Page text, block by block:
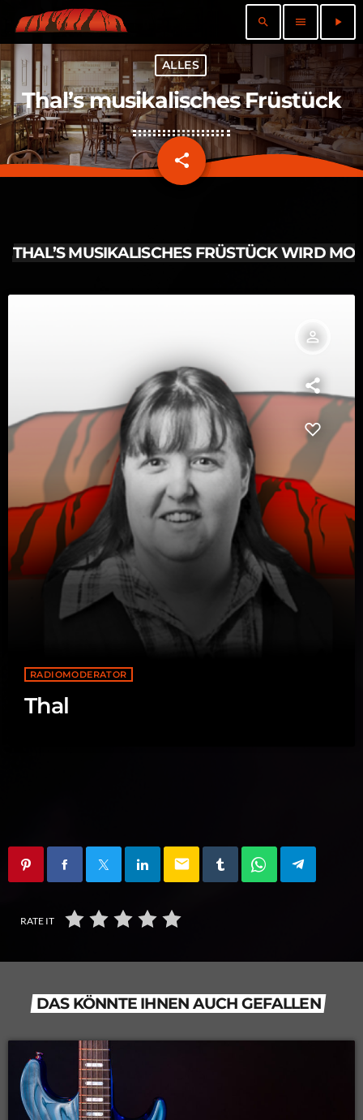
search menu play_arrow
ALLES
Thal’s musikalisches Früstück
share
email
THAL’S MUSIKALISCHES FRÜSTÜCK WIRD
person_outline
RADIOMODERATOR
Thal
email
RATE IT
DAS KÖNNTE IHNEN AUCH GEFALLEN